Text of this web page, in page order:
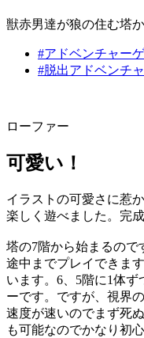
獣赤男達が狼の住む塔
#アドベンチャー
#脱出アドベンチ
ローファー
可愛い！
イラストの可愛さに惹
楽しく遊べました。完
塔の7階から始まるので
途中までプレイできま
います。6、5階に1体
ーです。ですが、視界
速度が速いのでまず死
も可能なのでかなり初